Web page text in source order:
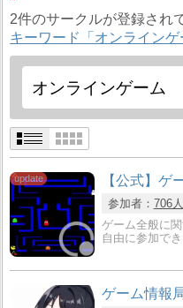
2件のサークルが登録され
キーワード「オンライン
【公式】ゲ
参加者： 706人
ゲーム全般に
自由に参加でき
ゲーム情報